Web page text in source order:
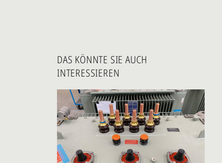
DAS KÖNNTE SIE AUCH
INTERESSIEREN